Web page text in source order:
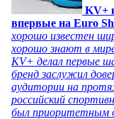
KV+
впервые на Euro
хорошо известен
хорошо знают в
KV+ делал первые
бренд заслужил
аудитории на
российский
был приоритетным